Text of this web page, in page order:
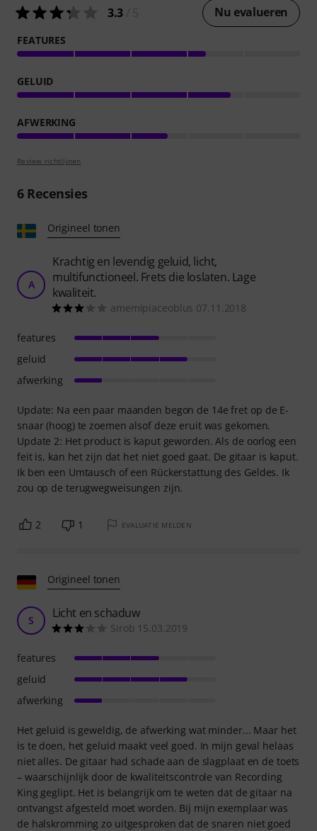
3.3 Nu evalueren
FEATURES
GELUID
AFWERKING
Review richtlijnen
6Recensies
Origineel tonen
A
Krachtig en levendig geluid, licht,
multifunctioneel. Frets die loslaten. Lage
kwaliteit.
amemipiaceoblus 07.11.2018
Update: Na een paar maanden begon de 14e fret op de E-
snaar (hoog) te zoemen alsof deze eruit was gekomen.
Update 2: Het product is kaput geworden. Als de oorlog een
feit is, kan het zijn dat het niet goed gaat. De gitaar is kaput.
Ik ben een Umtausch of een Rückerstattung des Geldes. Ik
zou op de terugwegweisungen zijn.
features
geluid
afwerking
2 1 EVALUATIE MELDEN
Origineel tonen
S Licht en schaduw
Sirob 15.03.2019
Het geluid is geweldig, de afwerking wat minder... Maar het
is te doen, het geluid maakt veel goed. In mijn geval helaas
niet alles. De gitaar had schade aan de slagplaat en de toets
– waarschijnlijk door de kwaliteitscontrole van Recording
King geglipt. Het is belangrijk om te weten dat de gitaar na
ontvangst afgesteld moet worden. Bij mijn exemplaar was
de halskromming zo uitgesproken dat de snaren niet goed
features
geluid
afwerking